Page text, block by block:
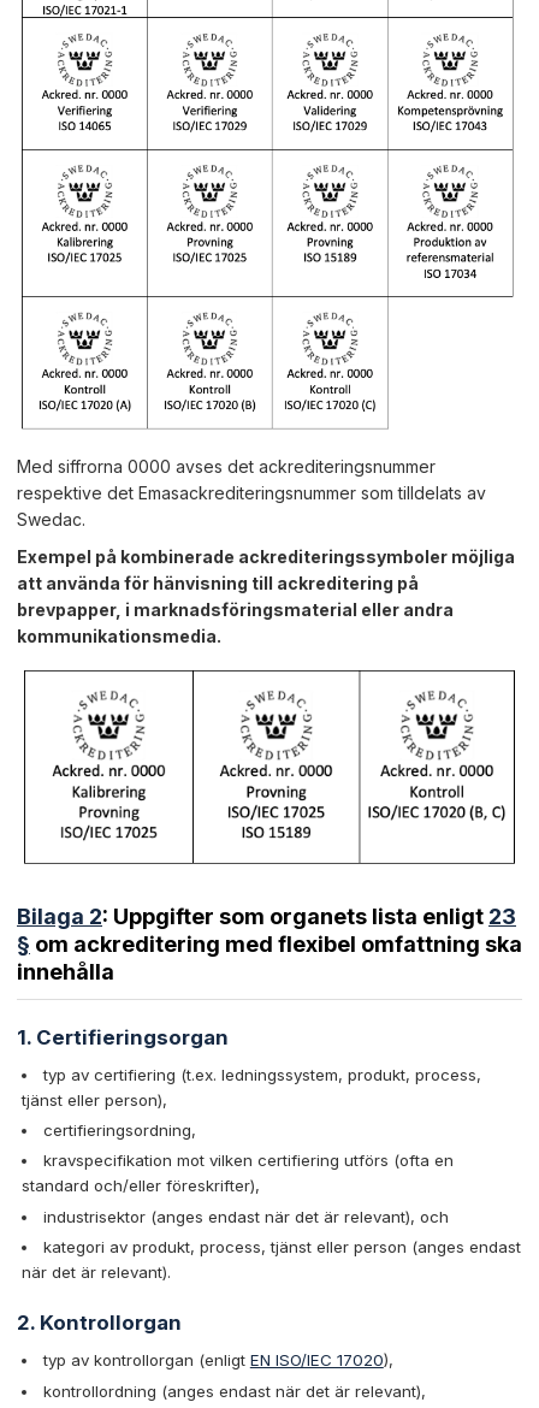
Med siffrorna 0000 avses det ackrediteringsnummer
respektive det Emasackrediteringsnummer som tilldelats av
Swedac.
Exempel på kombinerade ackrediteringssymboler möjliga
att använda för hänvisning till ackreditering på
brevpapper, i marknadsföringsmaterial eller andra
kommunikationsmedia.
Bilaga 2: Uppgifter som organets lista enligt 23
§ om ackreditering med flexibel omfattning ska
innehålla
1. Certifieringsorgan
typ av certifiering (t.ex. ledningssystem, produkt, process,
tjänst eller person),
certifieringsordning,
kravspecifikation mot vilken certifiering utförs (ofta en
standard och/eller föreskrifter),
industrisektor (anges endast när det är relevant), och
kategori av produkt, process, tjänst eller person (anges endast
när det är relevant).
2. Kontrollorgan
typ av kontrollorgan (enligt EN ISO/IEC 17020),
kontrollordning (anges endast när det är relevant),